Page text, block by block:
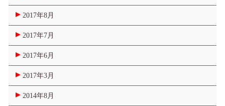
2017年8月
2017年7月
2017年6月
2017年3月
2014年8月